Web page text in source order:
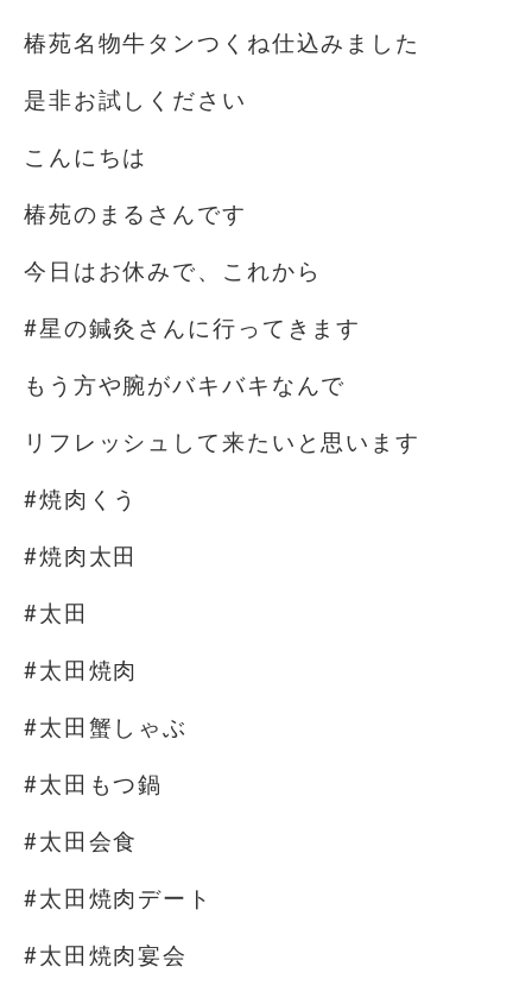
椿苑名物牛タンつくね仕込みました
是非お試しください
こんにちは️
椿苑のまるさんです
今日はお休みで、これから
#星の鍼灸さんに行ってきます
もう方や腕がバキバキなんで
リフレッシュして来たいと思います
#焼肉くう
#焼肉太田
#太田
#太田焼肉
#太田蟹しゃぶ
#太田もつ鍋
#太田会食
#太田焼肉デート
#太田焼肉宴会